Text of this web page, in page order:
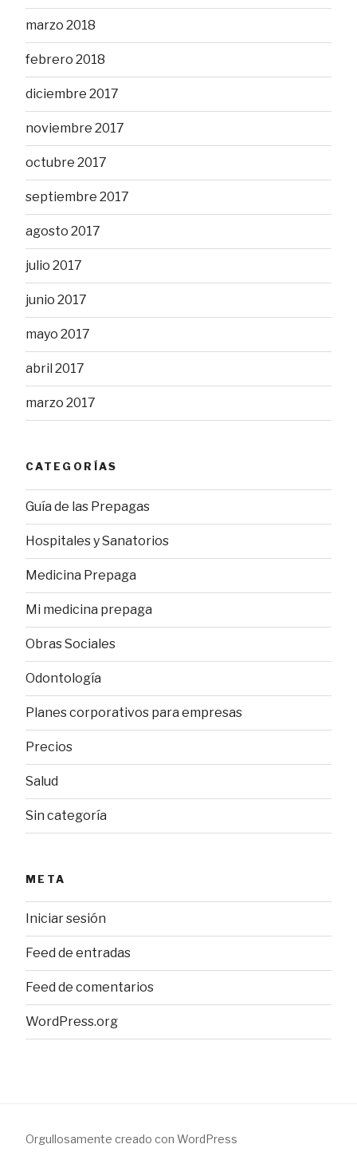
marzo 2018
febrero 2018
diciembre 2017
noviembre 2017
octubre 2017
septiembre 2017
agosto 2017
julio 2017
junio 2017
mayo 2017
abril 2017
marzo 2017
CATEGORÍAS
Guía de las Prepagas
Hospitales y Sanatorios
Medicina Prepaga
Mi medicina prepaga
Obras Sociales
Odontología
Planes corporativos para empresas
Precios
Salud
Sin categoría
META
Iniciar sesión
Feed de entradas
Feed de comentarios
WordPress.org
Orgullosamente creado con WordPress